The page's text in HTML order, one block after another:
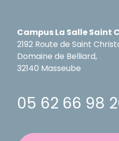
Campus La Salle Saint
2192 Route de Saint
Domaine de Belliard,
32140 Masseube
05 62 66 98